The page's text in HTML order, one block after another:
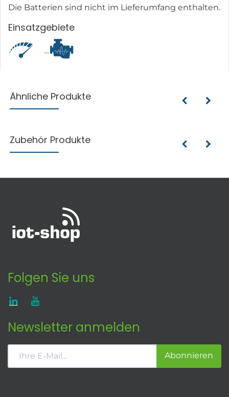
Die Batterien sind nicht im Lieferumfang enthalten.
Einsatzgebiete
Ähnliche Produkte
Zubehör Produkte
Folgen Sie uns
Newsletter anmelden
Abonnieren